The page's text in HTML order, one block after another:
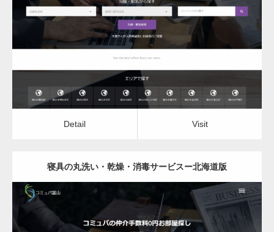
寝具の丸洗い・乾燥・消毒サービス
Detail Visit
Detail Visit
寝具の丸洗い・乾燥・消毒サービスー北海道版